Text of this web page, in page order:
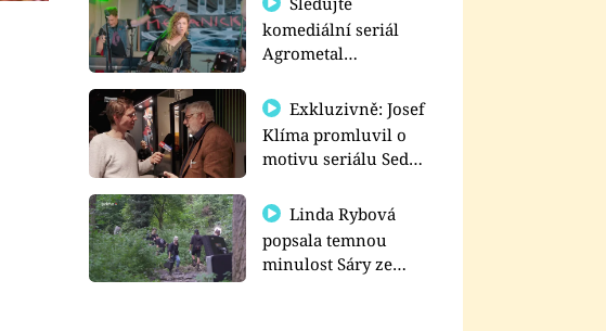
komediální seriál
Agrometal
prima+
Exkluzivně: Josef
Klíma promluvil o
motivu seriálu Sedm
Linda Rybová
popsala temnou
minulost Sáry ze